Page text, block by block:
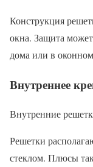
Конструкция
окна. Защита
дома или в
Внутреннее
Внутренние
Решетки
стеклом. Плюсы